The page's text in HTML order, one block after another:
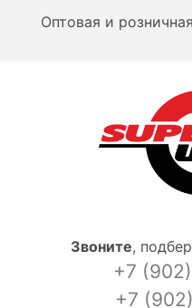
Оптовая и
Звоните,
+7 (902)
+7 (902)